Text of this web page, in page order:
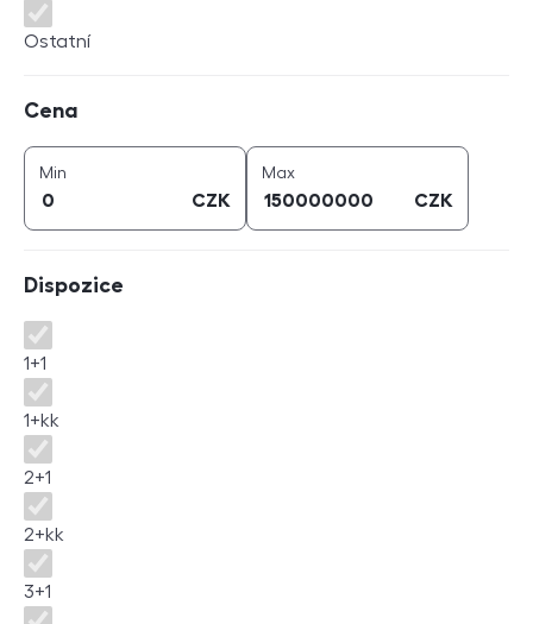
Ostatní
Cena
Min
CZK
Maxcena (
CZK
Dispozice
Dispozice
1+1
1+kk
2+1
2+kk
3+1